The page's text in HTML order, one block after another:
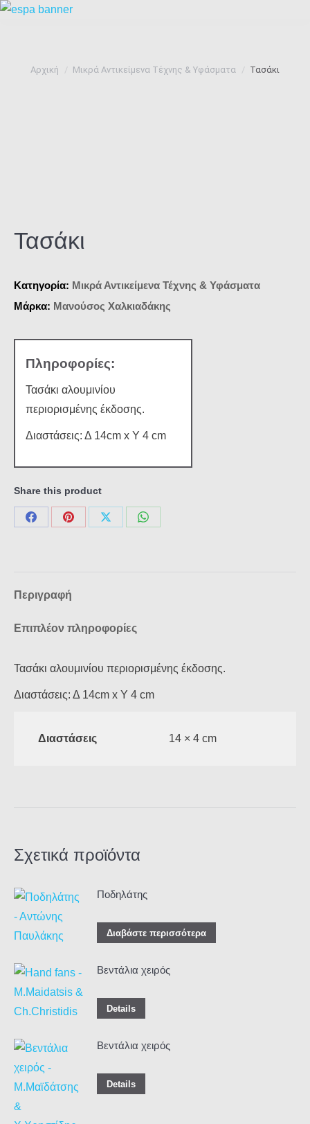
You are here:
Αρχική Μικρά Αντικείμενα Τέχνης & Υφάσματα Τασάκι
Τασάκι
Κατηγορία: Μικρά Αντικείμενα Τέχνης & Υφάσματα
Μάρκα: Μανούσος Χαλκιαδάκης
Τασάκι αλουμινίου
περιορισμένης έκδοσης.
Διαστάσεις: Δ 14cm x Υ 4 cm
Share this product
Share
Share
Share
Share
Περιγραφή
Επιπλέον πληροφορίες
Τασάκι αλουμινίου περιορισμένης έκδοσης.
Διαστάσεις: Δ 14cm x Υ 4 cm
Διαστάσεις 14 × 4 cm
Σχετικά προϊόντα
Ποδηλάτης
Διαβάστε περισσότερα
Βεντάλια χειρός
Details
Βεντάλια χειρός
Details